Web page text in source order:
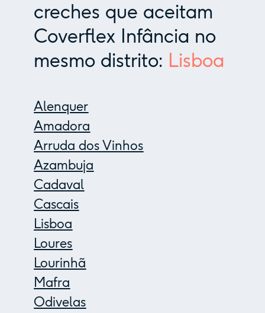
creches que aceitam
Coverflex Infância no
mesmo distrito: Lisboa
Alenquer
Amadora
Arruda dos Vinhos
Azambuja
Cadaval
Cascais
Lisboa
Loures
Lourinhã
Mafra
Odivelas